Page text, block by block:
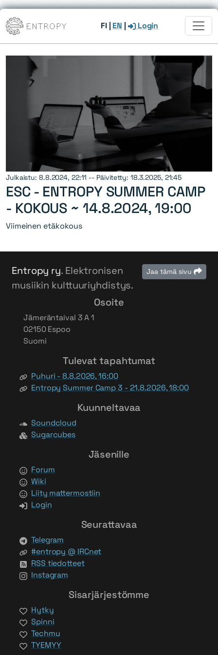
FI| EN | Login
Julkaistu: 8.8.2024, 22:11 -- Päivitetty: 18.3.2025, 21:45
ESC - ENTROPY SUMMER CAMP
- KOKOUS ~ 14.8.2024, 19:00
Viimeinen etäkokous
Jaa tämä sivu
Entropy ry. Elektronisen
musiikin kulttuuriyhdistys.
Osoite
Jämeräntaival 3 A 1
02150 Espoo
Suomi
Tulevat tapahtumat
Puhuri - 8.8.2026, 16:00
Entropy Summer Camp 3 - 21.8.2026, 18:00
Kuunneltavaa
Soundcloud
Sugarcubes
Jäsenille
Forum
Wiki
Liity mattermostiin
Login
Seurattavaa
Telegram
#entropy @ IRCnet
RSS tiedotteet
Instagram
Sisarjärjestömme
Hytky
Spinni
Techmu
TYEMYY